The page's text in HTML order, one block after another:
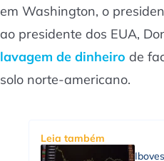
em Washington, o
ao presidente dos EUA,
lavagem de dinheiro de
solo norte-americano.
Leia também